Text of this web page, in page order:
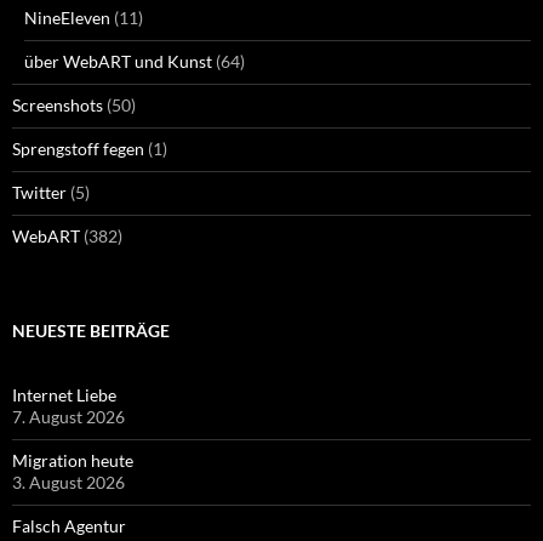
NineEleven (11)
über WebART und Kunst (64)
Screenshots (50)
Sprengstoff fegen (1)
Twitter (5)
WebART (382)
NEUESTE BEITRÄGE
Internet Liebe
7. August 2026
Migration heute
3. August 2026
Falsch Agentur